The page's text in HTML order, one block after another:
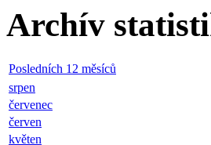
Poloha 69 a jsem žena
Hlasovalo: 9x
Archív statistik
Posledních 12 měsíců
srpen